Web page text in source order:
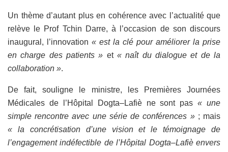
Un thème d’autant plus en cohérence avec l’actualité que
relève le Prof Tchin Darre, à l’occasion de son discours
inaugural, l’innovation « est la clé pour améliorer la prise
en charge des patients » et« naît du dialogue et de la
collaboration ».
De fait, souligne le ministre, les Premières Journées
Médicales de l’Hôpital Dogta–Lafiè ne sont pas« une
simple rencontre avec une série de conférences »; mais
« la concrétisation d’une vision et le témoignage de
l’engagement indéfectible de l’Hôpital Dogta–Lafiè envers